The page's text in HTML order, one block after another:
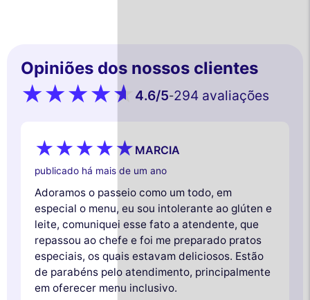
Opiniões dos nossos clientes
4.6/5-294 avaliações
MARCIA
publicado há mais de um ano
Adoramos o passeio como um todo, em
especial o menu, eu sou intolerante ao glúten e
leite, comuniquei esse fato a atendente, que
repassou ao chefe e foi me preparado pratos
especiais, os quais estavam deliciosos. Estão
de parabéns pelo atendimento, principalmente
em oferecer menu inclusivo.